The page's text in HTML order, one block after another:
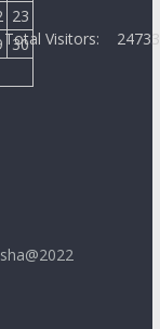
23
30
Total Visitors: